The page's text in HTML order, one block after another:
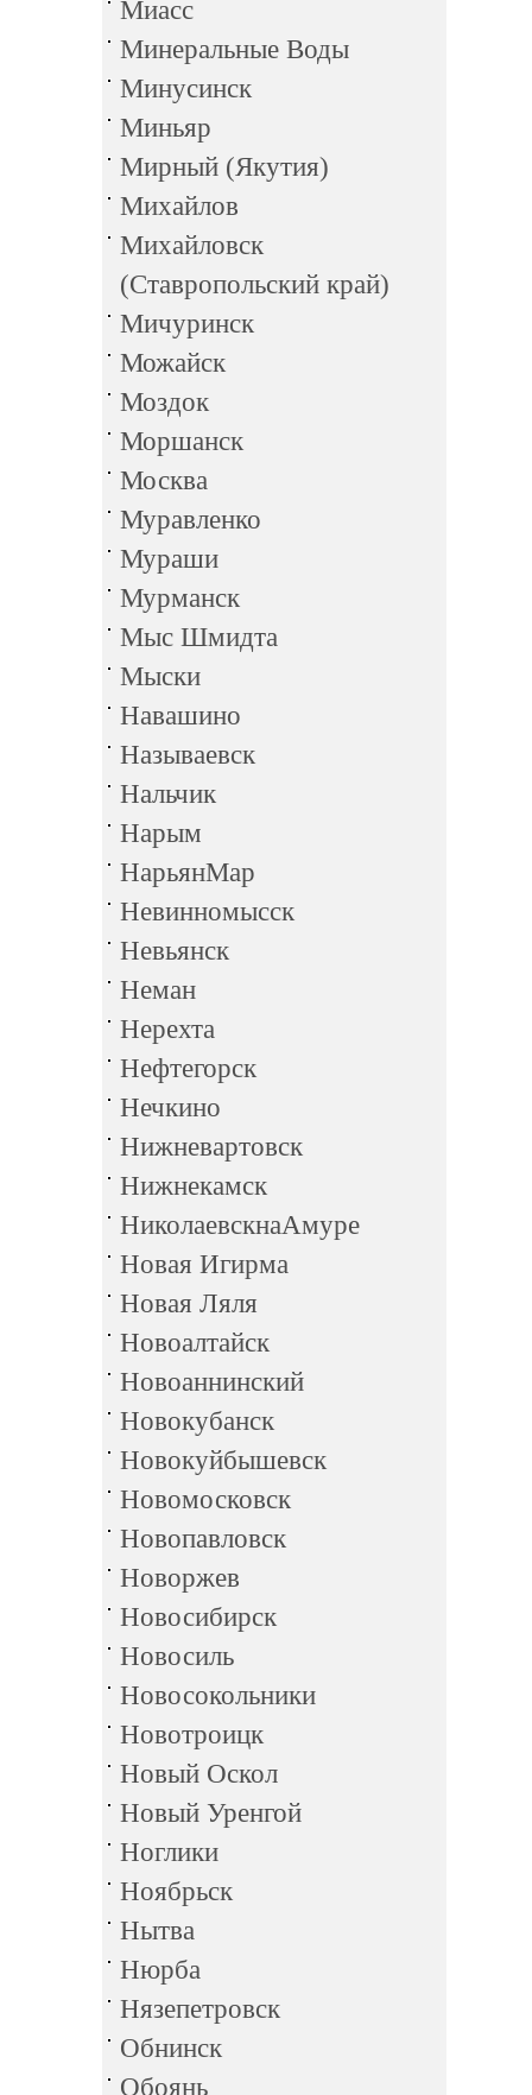
Миасс
Минеральные Воды
Минусинск
Миньяр
Мирный (Якутия)
Михайлов
Михайловск
(Ставропольский край)
Мичуринск
Можайск
Моздок
Моршанск
Москва
Муравленко
Мураши
Мурманск
Мыс Шмидта
Мыски
Навашино
Называевск
Нальчик
Нарым
НарьянМар
Невинномысск
Невьянск
Неман
Нерехта
Нефтегорск
Нечкино
Нижневартовск
Нижнекамск
НиколаевскнаАмуре
Новая Игирма
Новая Ляля
Новоалтайск
Новоаннинский
Новокубанск
Новокуйбышевск
Новомосковск
Новопавловск
Новоржев
Новосибирск
Новосиль
Новосокольники
Новотроицк
Новый Оскол
Новый Уренгой
Ноглики
Ноябрьск
Нытва
Нюрба
Нязепетровск
Обнинск
Обоянь